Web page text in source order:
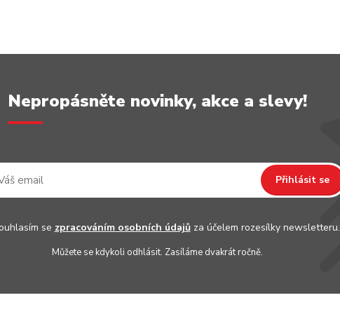
Nepropásněte novinky, akce a slevy!
Přihlásit se
se zpracováním osobních údajůza účelem rozesílky newsletteru.
Můžete se kdykoli odhlásit. Zasíláme dvakrát ročně.